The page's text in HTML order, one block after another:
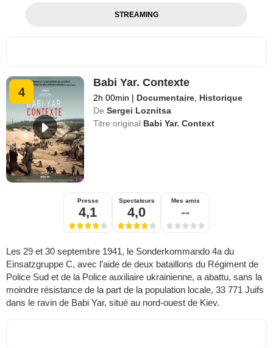
STREAMING
4
Babi Yar. Contexte
2h 00min | Documentaire Historique
De Sergei Loznitsa
Titre original Babi Yar. Context
Presse
4,1
Spectateurs
4,0
Mes amis
--
Les 29 et 30 septembre 1941, le Sonderkommando 4a du
Einsatzgruppe C, avec l’aide de deux bataillons du Régiment de
Police Sud et de la Police auxiliaire ukrainienne, a abattu, sans la
moindre résistance de la part de la population locale, 33 771 Juifs
dans le ravin de Babi Yar, situé au nord-ouest de Kiev.